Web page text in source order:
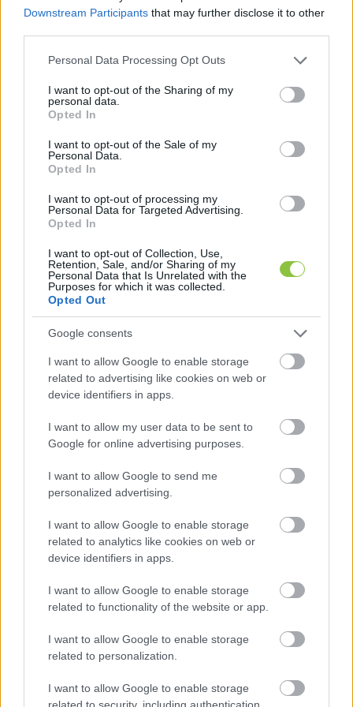
Downstream Participants that may further disclose it to other
Please note that this website/app uses one or more Google
not limited to your visit or usage behaviour. You may click to
grant or deny consent to Google and its third-party tags to
use your data for below specified purposes in below Google
consent section.
Personal Data Processing Opt Outs
I want to opt-out of the Sharing of my
personal data.
Opted In
I want to opt-out of the Sale of my
Personal Data.
Opted In
I want to opt-out of processing my
Personal Data for Targeted Advertising.
Opted In
I want to opt-out of Collection, Use,
Retention, Sale, and/or Sharing of my
Personal Data that Is Unrelated with the
Purposes for which it was collected.
Opted Out
Google consents
I want to allow Google to enable storage
related to advertising like cookies on web or
device identifiers in apps.
I want to allow my user data to be sent to
Google for online advertising purposes.
I want to allow Google to send me
personalized advertising.
I want to allow Google to enable storage
related to analytics like cookies on web or
device identifiers in apps.
I want to allow Google to enable storage
related to functionality of the website or app.
I want to allow Google to enable storage
related to personalization.
I want to allow Google to enable storage
related to security, including authentication
volt március 24-én a KecsUP Est
vendége – a teljes beszélgetés
(videó)
csúcsról és hívja Szergej (Lavrov, orosz
László Róbert: fontos lenne, hogy
vita induljon a választási